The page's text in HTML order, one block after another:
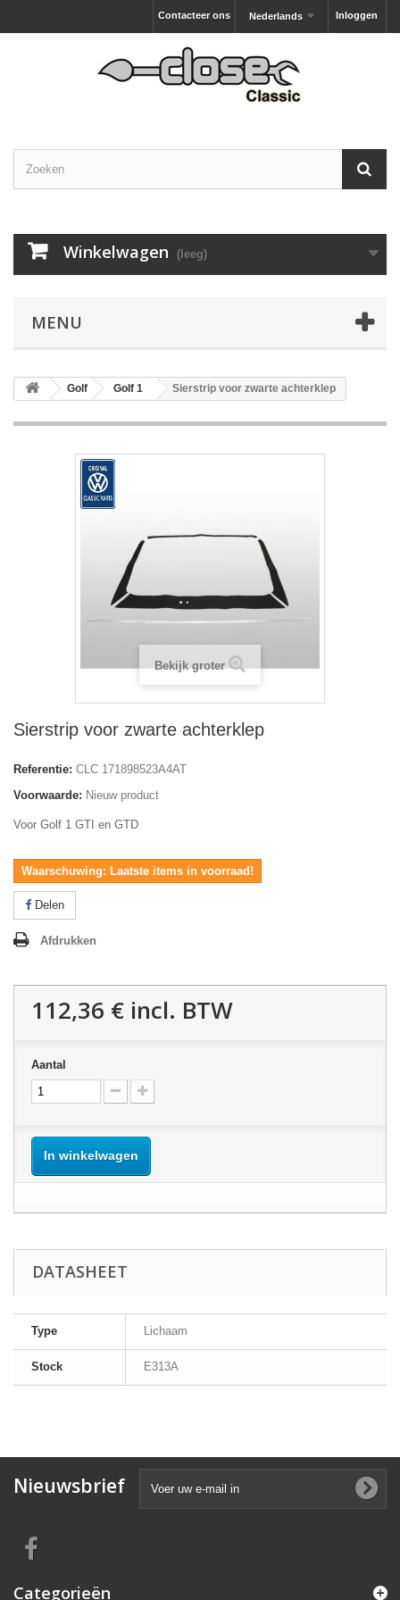
Inloggen
Nederlands
Contacteer ons
Winkelwagen (leeg)
MENU
Golf Golf 1 Sierstrip voor zwarte achterklep
Bekijk groter
Sierstrip voor zwarte achterklep
Referentie: CLC 171898523A4AT
Voorwaarde: Nieuw product
Voor Golf 1 GTI en GTD
Waarschuwing: Laatste items in voorraad!
Delen
Afdrukken
112,36 € incl. BTW
Aantal
In winkelwagen
DATASHEET
Type Lichaam
Stock E313A
Nieuwsbrief
Categorieën